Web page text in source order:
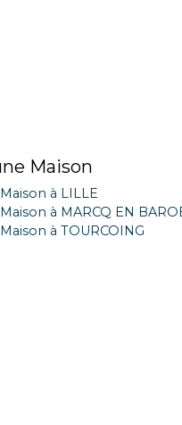
Maison
à LILLE
à MARCQ EN
à TOURCOING